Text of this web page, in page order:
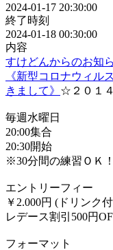
2024-01-17 20:30:00
終了時刻
2024-01-18 00:30:00
内容
すけどんからのお知
《新型コロナウィル
きまして》 ☆２０１
毎週水曜日
20:00集合
20:30開始
※30分間の練習ＯＫ！
エントリーフィー
￥2.000円 (ドリンク
レデース割引500円
フォーマット